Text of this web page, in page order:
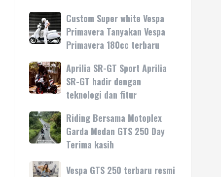
Custom
Super
white
Primavera
Tanyakan
Vespa
180cc
terbaru
Custom Super white Vespa
Primavera Tanyakan Vespa
Primavera 180cc terbaru
Aprilia
SR-
GT
Aprilia
SR-
GT
dengan
teknologi
Aprilia SR-GT Sport Aprilia
SR-GT hadir dengan
teknologi dan fitur
Riding
Bersama
Motoplex
Medan
Riding Bersama Motoplex
Garda Medan GTS 250 Day
Terima kasih
Vespa
Vespa GTS 250 terbaru resmi